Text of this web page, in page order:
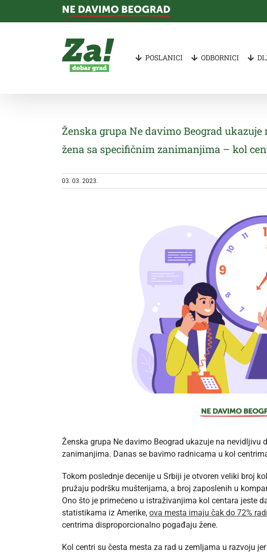
POSLANICI ODBORNICI
Ženska grupa Ne davimo Beograd
žena sa specifičnim zanimanjima – kol
03. 03. 2023.
Ženska grupa Ne davimo Beograd ukazuje na
zanimanjima. Danas se bavimo radnicama u kol
Tokom poslednje decenije u Srbiji je otvoren veliki broj
pružaju podršku mušterijama, a broj zaposlenih u
Ono što je primećeno u istraživanjima kol centara jeste
statistikama iz Amerike, ova mesta imaju čak do 72%
centrima disproporcionalno pogađaju žene.
Kol centri su česta mesta za rad u zemljama u razvoju